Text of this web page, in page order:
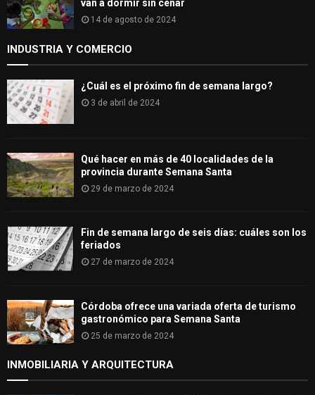
van a dormir sin cenar
14 de agosto de 2024
INDUSTRIA Y COMERCIO
¿Cuál es el próximo fin de semana largo?
3 de abril de 2024
Qué hacer en más de 40 localidades de la
provincia durante Semana Santa
29 de marzo de 2024
Fin de semana largo de seis días: cuáles son los
feriados
27 de marzo de 2024
Córdoba ofrece una variada oferta de turismo
gastronómico para Semana Santa
25 de marzo de 2024
INMOBILIARIA Y ARQUITECTURA